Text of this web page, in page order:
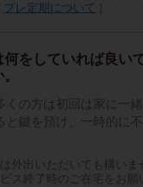
プレ定期について ］
何をしていれば良い
くの方は初回は家に一
と鍵を預け、一時的に
は外出いただいても構い
ス終了時のご在宅をお願